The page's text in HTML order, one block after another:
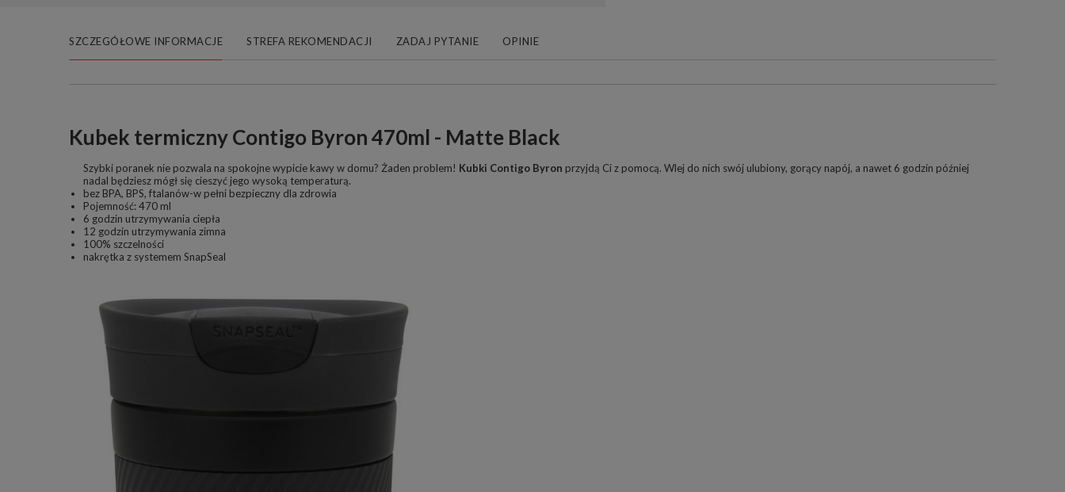
SZCZEGÓŁOWE INFORMACJE STREFA REKOMENDACJI ZADAJ PYTANIE OPINIE
Kubek termiczny Contigo Byron 470ml - Matte Black
Szybki poranek nie pozwala na spokojne wypicie kawy w domu? Żaden problem! Kubki Contigo Byron przyjdą Ci z pomocą. Wlej do nich swój ulubiony, gorący napój, a nawet 6 godzin później
nadal będziesz mógł się cieszyć jego wysoką temperaturą.
bez BPA, BPS, ftalanów-w pełni bezpieczny dla zdrowia
Pojemność: 470 ml
6 godzin utrzymywania ciepła
12 godzin utrzymywania zimna
100% szczelności
nakrętka z systemem SnapSeal